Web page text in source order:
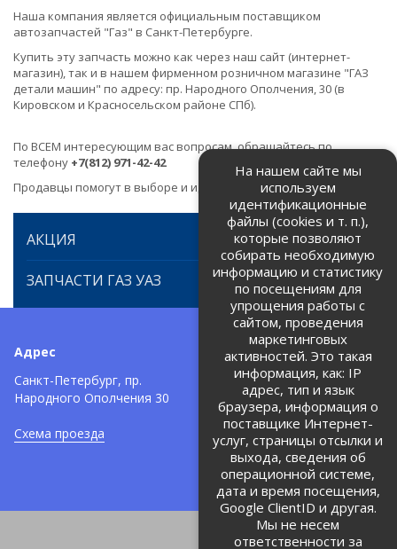
Наша компания является официальным поставщиком
автозапчастей "Газ" в Санкт-Петербурге.
Купить эту запчасть можно как через наш сайт (интернет-
магазин), так и в нашем фирменном розничном магазине "ГАЗ
детали машин" по адресу: пр. Народного Ополчения, 30 (в
Кировском и Красносельском районе СПб).
По ВСЕМ интересующим вас вопросам, обращайтесь по
телефону +7(812) 971-42-42
Продавцы помогут в выборе и идентификации товара.
АКЦИЯ
ЗАПЧАСТИ ГАЗ УАЗ
Адрес
Санкт-Петербург, пр.
Народного Ополчения 30
Схема проезда
Телефоны:
+7 (812) 971-42-42
Политика об обработке и
защите персональных данных
Соглашение на обработку
персональных данных
На нашем сайте мы
используем
идентификационные
файлы (cookies и т. п.),
которые позволяют
собирать необходимую
информацию и статистику
по посещениям для
упрощения работы с
сайтом, проведения
маркетинговых
активностей. Это такая
информация, как: IP
адрес, тип и язык
браузера, информация о
поставщике Интернет-
услуг, страницы отсылки и
выхода, сведения об
операционной системе,
дата и время посещения,
Google ClientID и другая.
Мы не несем
ответственности за